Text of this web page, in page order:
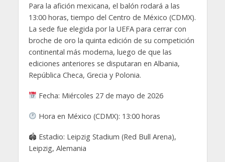
Para la afición mexicana, el balón rodará a las
13:00 horas, tiempo del Centro de México (CDMX).
La sede fue elegida por la UEFA para cerrar con
broche de oro la quinta edición de su competición
continental más moderna, luego de que las
ediciones anteriores se disputaran en Albania,
República Checa, Grecia y Polonia.
Fecha: Miércoles 27 de mayo de 2026
Hora en México (CDMX): 13:00 horas
🏟 Estadio: Leipzig Stadium (Red Bull Arena),
Leipzig, Alemania